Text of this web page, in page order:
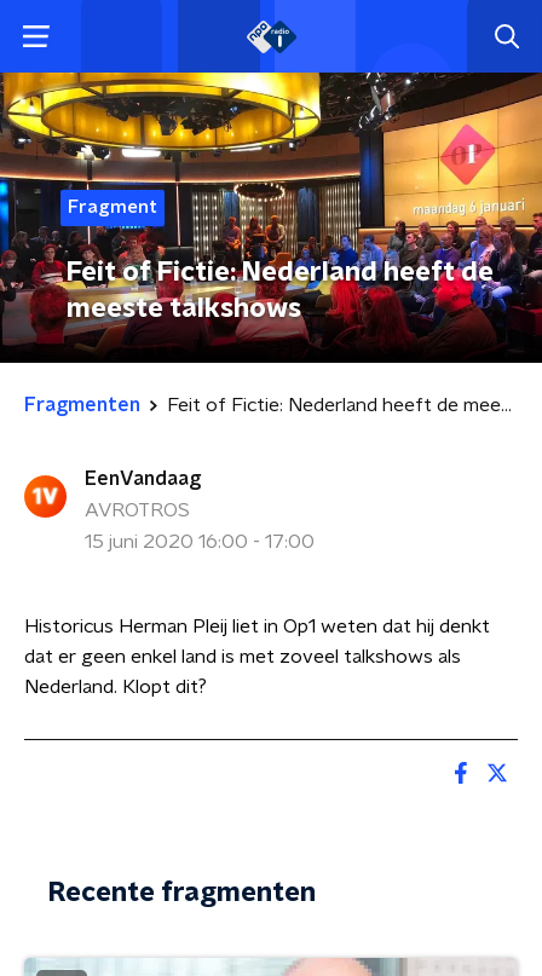
Fragment
Feit of Fictie: Nederland heeft de
meeste talkshows
Fragmenten Feit of Fictie: Nederland heeft de meeste talkshows
EenVandaag
AVROTROS
15 juni 2020 16:00 - 17:00
Historicus Herman Pleij liet in Op1 weten dat hij denkt
dat er geen enkel land is met zoveel talkshows als
Nederland. Klopt dit?
Recente fragmenten